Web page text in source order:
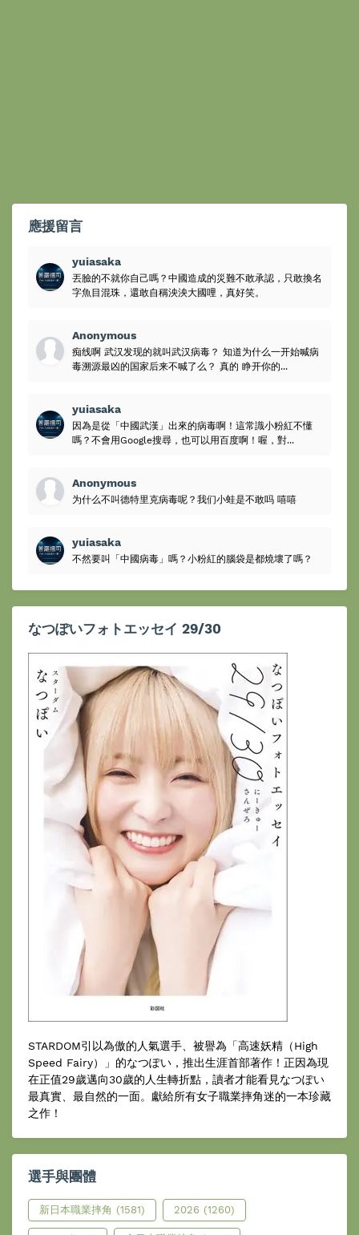
應援留言
yuiasaka
丟臉的不就你自己嗎？中國造成的災難不敢承認，只敢換名
字魚目混珠，還敢自稱泱泱大國哩，真好笑。
Anonymous
痴线啊 武汉发现的就叫武汉病毒？ 知道为什么一开始喊病
毒溯源最凶的国家后来不喊了么？ 真的 睁开你的...
yuiasaka
因為是從「中國武漢」出來的病毒啊！這常識小粉紅不懂
嗎？不會用Google搜尋，也可以用百度啊！喔，對...
Anonymous
为什么不叫德特里克病毒呢？我们小蛙是不敢吗 嘻嘻
yuiasaka
不然要叫「中國病毒」嗎？小粉紅的腦袋是都燒壞了嗎？
なつぽいフォトエッセイ 29/30
STARDOM引以為傲的人氣選手、被譽為「高速妖精（High
Speed Fairy）」的なつぽい，推出生涯首部著作！正因為現
在正值29歲邁向30歲的人生轉折點，讀者才能看見なつぽい
最真實、最自然的一面。獻給所有女子職業摔角迷的一本珍藏
之作！
選手與團體
新日本職業摔角 (1581) 2026 (1260)